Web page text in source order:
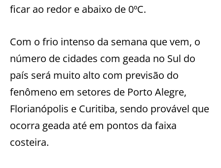
ficar ao redor e abaixo de 0ºC.
Com o frio intenso da semana que vem, o
número de cidades com geada no Sul do
país será muito alto com previsão do
fenômeno em setores de Porto Alegre,
Florianópolis e Curitiba, sendo provável que
ocorra geada até em pontos da faixa
costeira.